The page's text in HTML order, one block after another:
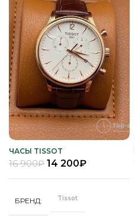
ЧАСЫ TISSOT
16 900₽ 14 200₽
БРЕНД Tissot